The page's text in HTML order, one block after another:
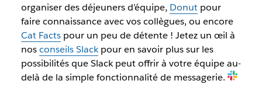
organiser des déjeuners d’équipe, Donutpour
faire connaissance avec vos collègues, ou encore
Cat Factspour un peu de détente ! Jetez un œil à
nosconseils Slackpour en savoir plus sur les
possibilités que Slack peut offrir à votre équipe au-
delà de la simple fonctionnalité de messagerie.